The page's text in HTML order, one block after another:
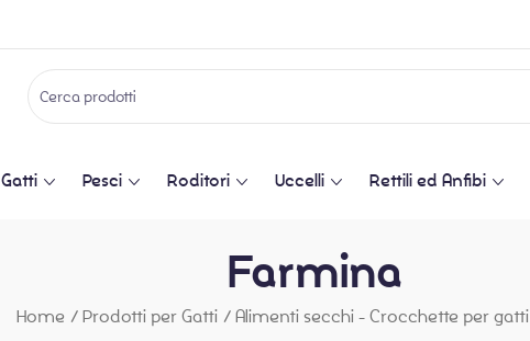
Gatti Pesci Roditori Uccelli Rettili ed Anfibi
Farmina
Home / Prodotti per Gatti / Alimenti secchi - Crocchette per gatti